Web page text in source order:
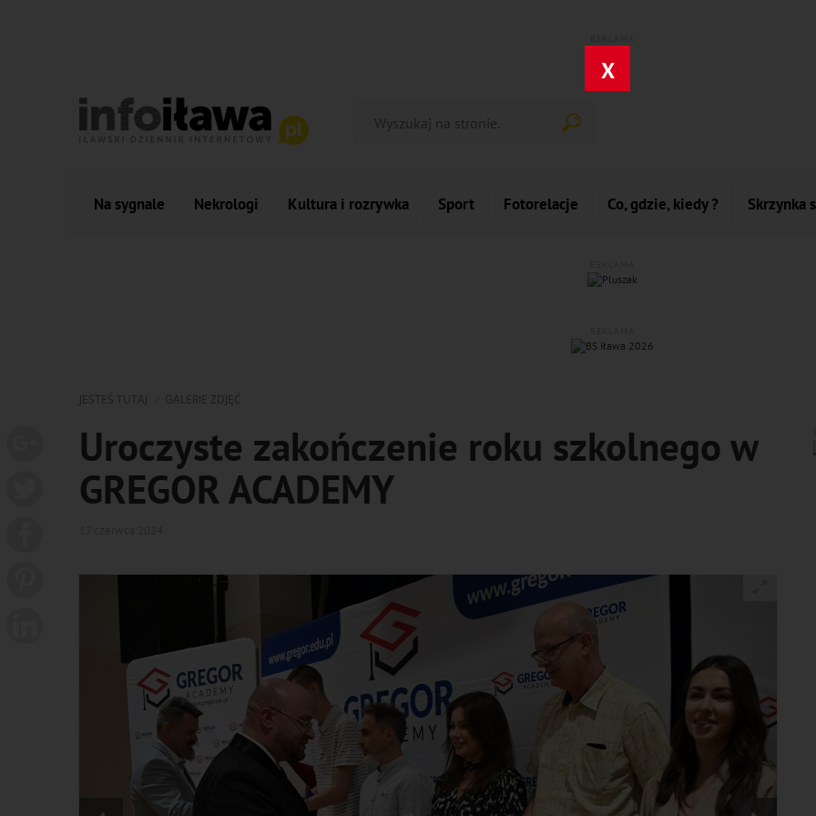
X
Na sygnale Nekrologi Kultura i rozrywka Sport Fotorelacje Co, gdzie, kiedy ? Skrzynka
JESTEŚ TUTAJ GALERIE ZDJĘĆ
Uroczyste zakończenie roku szkolnego w
GREGOR ACADEMY